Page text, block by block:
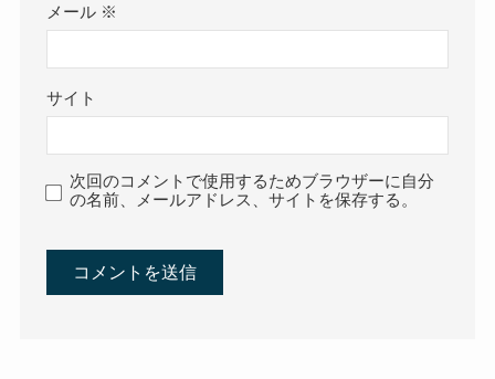
メール ※
サイト
次回のコメントで使用するためブラウザーに自分
の名前、メールアドレス、サイトを保存する。